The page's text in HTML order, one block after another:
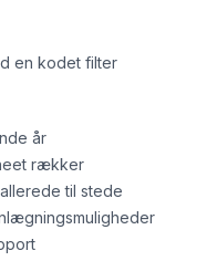
en kodet filter
år
rækker
til stede